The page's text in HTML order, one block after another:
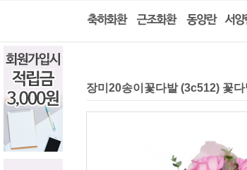
장미20송이꽃다발 (3c512) 꽃